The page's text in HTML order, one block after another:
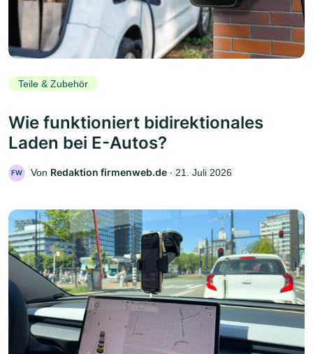
Teile & Zubehör
Wie funktioniert bidirektionales
Laden bei E-Autos?
FW Von Redaktion firmenweb.de ‧ 21. Juli 2026